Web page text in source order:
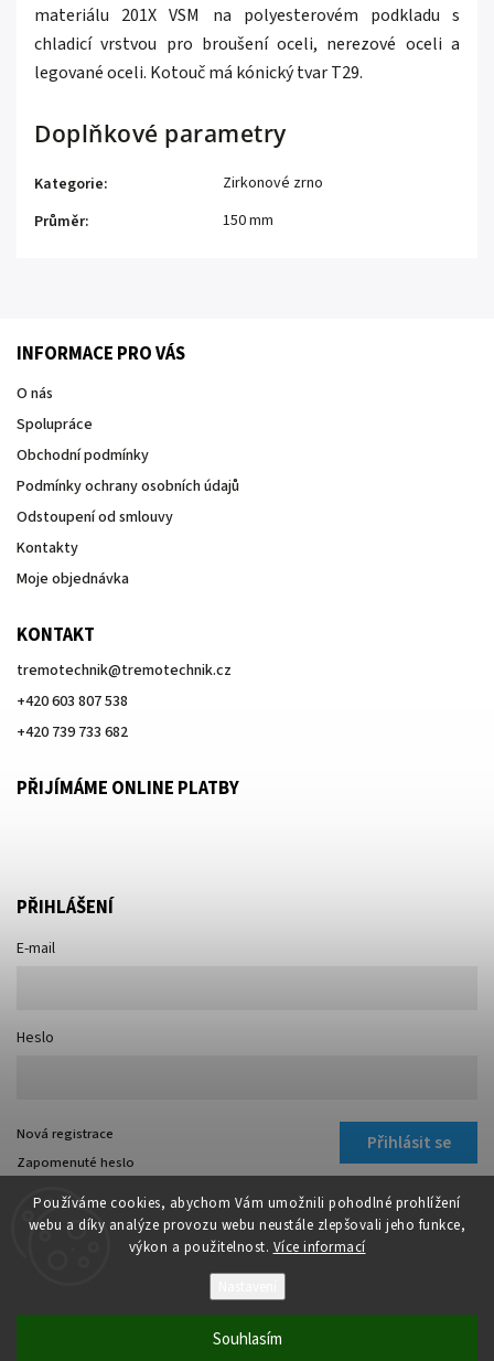
Používáme cookies, abychom Vám umožnili pohodlné prohlížení
webu a díky analýze provozu webu neustále zlepšovali jeho funkce,
výkon a použitelnost. Více informací
Souhlasím
materiálu 201X VSM na polyesterovém podkladu s
chladicí vrstvou pro broušení oceli, nerezové oceli a
legované oceli. Kotouč má kónický tvar T29.
Doplňkové parametry
Kategorie:
Zirkonové zrno
Průměr: 150 mm
INFORMACE PRO VÁS
O nás
Spolupráce
Obchodní podmínky
Podmínky ochrany osobních údajů
Odstoupení od smlouvy
Kontakty
Moje objednávka
KONTAKT
tremotechnik@tremotechnik.cz
+420 603 807 538
+420 739 733 682
PŘIJÍMÁME ONLINE PLATBY
PŘIHLÁŠENÍ
E-mail
Heslo
Přihlásit se
Nová registrace
Zapomenuté heslo
Copyright 2026Tremotechnik.cz. Všechna práva vyhrazena.
Upravit nastavení cookies